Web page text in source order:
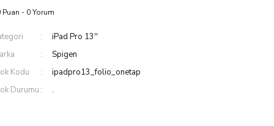
Puan - 0 Yorum
iPad Pro 13''
Spigen
Kodu
ipadpro13_folio_onetap
Durumu
.